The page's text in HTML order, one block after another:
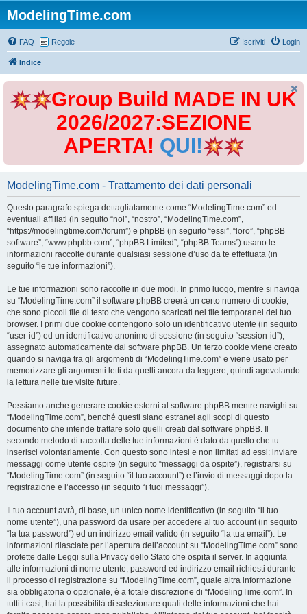
ModelingTime.com
FAQ Regole Login
Iscriviti
Indice
Group Build MADE IN UK
2026/2027:SEZIONE
APERTA! QUI!
ModelingTime.com - Trattamento dei dati personali
Questo paragrafo spiega dettagliatamente come “ModelingTime.com” ed
eventuali affiliati (in seguito “noi”, “nostro”, “ModelingTime.com”,
“https://modelingtime.com/forum”) e phpBB (in seguito “essi”, “loro”, “phpBB
software”, “www.phpbb.com”, “phpBB Limited”, “phpBB Teams”) usano le
informazioni raccolte durante qualsiasi sessione d’uso da te effettuata (in
seguito “le tue informazioni”).
Le tue informazioni sono raccolte in due modi. In primo luogo, mentre si naviga
su “ModelingTime.com” il software phpBB creerà un certo numero di cookie,
che sono piccoli file di testo che vengono scaricati nei file temporanei del tuo
browser. I primi due cookie contengono solo un identificativo utente (in seguito
“user-id”) ed un identificativo anonimo di sessione (in seguito “session-id”),
assegnato automaticamente dal software phpBB. Un terzo cookie viene creato
quando si naviga tra gli argomenti di “ModelingTime.com” e viene usato per
memorizzare gli argomenti letti da quelli ancora da leggere, quindi agevolando
la lettura nelle tue visite future.
Possiamo anche generare cookie esterni al software phpBB mentre navighi su
“ModelingTime.com”, benché questi siano estranei agli scopi di questo
documento che intende trattare solo quelli creati dal software phpBB. Il
secondo metodo di raccolta delle tue informazioni è dato da quello che tu
inserisci volontariamente. Con questo sono intesi e non limitati ad essi: inviare
messaggi come utente ospite (in seguito “messaggi da ospite”), registrarsi su
“ModelingTime.com” (in seguito “il tuo account”) e l’invio di messaggi dopo la
registrazione e l’accesso (in seguito “i tuoi messaggi”).
Il tuo account avrà, di base, un unico nome identificativo (in seguito “il tuo
nome utente”), una password da usare per accedere al tuo account (in seguito
“la tua password”) ed un indirizzo email valido (in seguito “la tua email”). Le
informazioni rilasciate per l’apertura dell’account su “ModelingTime.com” sono
protette dalle Leggi sulla Privacy dello Stato che ospita il server. In aggiunta
alle informazioni di nome utente, password ed indirizzo email richiesti durante
il processo di registrazione su “ModelingTime.com”, quale altra informazione
sia obbligatoria o opzionale, è a totale discrezione di “ModelingTime.com”. In
tutti i casi, hai la possibilità di selezionare quali delle informazioni che hai